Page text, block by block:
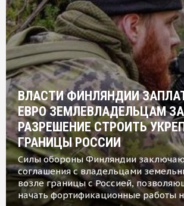
ВЛАСТИ ФИНЛЯНДИИ
ЕВРО ЗЕМЛЕВЛАДЕЛЬЦАМ ЗА
РАЗРЕШЕНИЕ СТРОИТЬ
ГРАНИЦЫ РОССИИ
Силы обороны Финляндии
соглашения с владельцами
возле границы с Россией,
начать фортификационные работы